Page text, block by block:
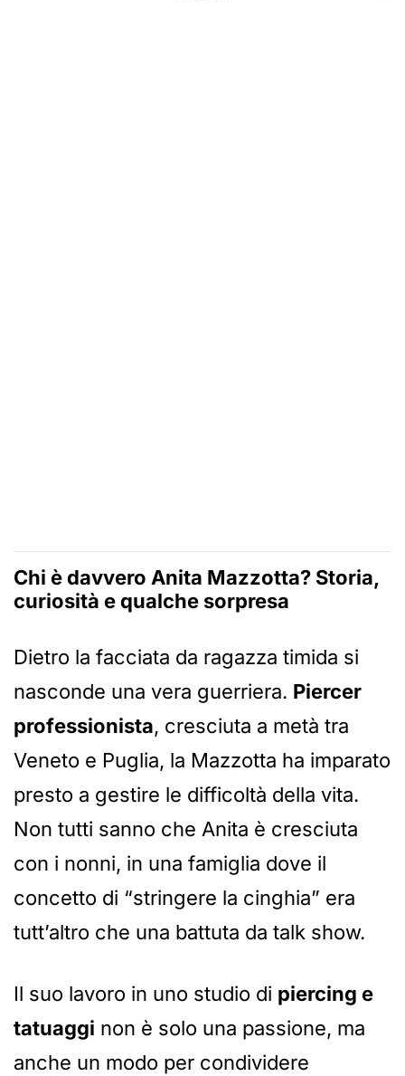
Chi è davvero Anita Mazzotta? Storia,
curiosità e qualche sorpresa
Dietro la facciata da ragazza timida si
nasconde una vera guerriera. Piercer
professionista, cresciuta a metà tra
Veneto e Puglia, la Mazzotta ha imparato
presto a gestire le difficoltà della vita.
Non tutti sanno che Anita è cresciuta
con i nonni, in una famiglia dove il
concetto di “stringere la cinghia” era
tutt’altro che una battuta da talk show.
Il suo lavoro in uno studio di piercing e
tatuaggi non è solo una passione, ma
anche un modo per condividere